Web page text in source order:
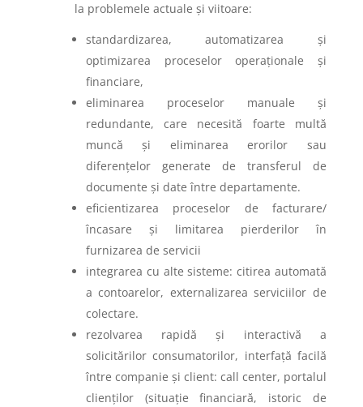
la problemele actuale și viitoare:
standardizarea, automatizarea și
optimizarea proceselor operaționale și
financiare,
eliminarea proceselor manuale și
redundante, care necesită foarte multă
muncă și eliminarea erorilor sau
diferențelor generate de transferul de
documente și date între departamente.
eficientizarea proceselor de facturare/
încasare și limitarea pierderilor în
furnizarea de servicii
integrarea cu alte sisteme: citirea automată
a contoarelor, externalizarea serviciilor de
colectare.
rezolvarea rapidă și interactivă a
solicitărilor consumatorilor, interfață facilă
între companie și client: call center, portalul
clienților (situație financiară, istoric de